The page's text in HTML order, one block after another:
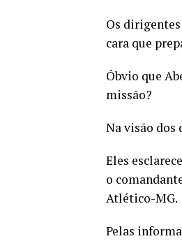
Os
cara que
Óbvio que
missão?
Na visão dos
Eles
o
Atlético-MG.
Pelas